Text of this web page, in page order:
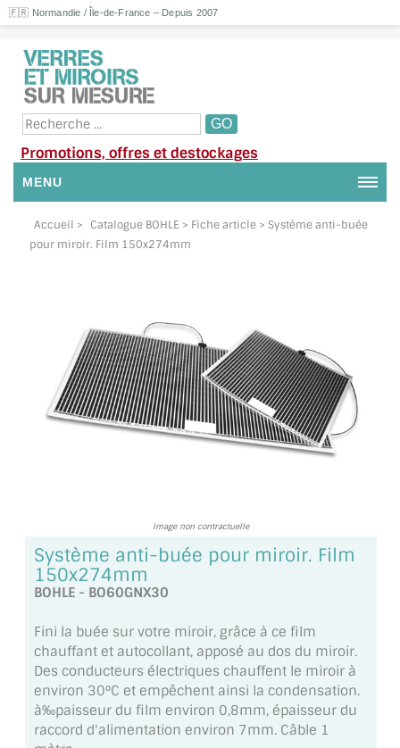
🇫🇷 Normandie / Île-de-France – Depuis 2007
Promotions, offres et destockages
MENU
NOUS CONTACTER
SUIVI DE DEVIS
SUIVI DE COMMANDE
TOUS LES TARIFS AU M2
AMBIANCE LAITON BROSSÉ
MIROIRS VIEILLIS AMBIANCE BRASSERIE
MIROIR VIEILLI
MIROIR DÉCORATIF DE COULEUR
LOTS DE MIROIRS EN MOZAÏQUE
Accueil > Catalogue BOHLE > Fiche article > Système anti-buée
pour miroir. Film 150x274mm
Image non contractuelle
Système anti-buée pour miroir. Film
150x274mm
BOHLE - BO60GNX30
Fini la buée sur votre miroir, grâce à ce film
chauffant et autocollant, apposé au dos du miroir.
Des conducteurs électriques chauffent le miroir à
environ 30°C et empêchent ainsi la condensation.
à‰paisseur du film environ 0,8mm, épaisseur du
raccord d'alimentation environ 7mm. Câble 1